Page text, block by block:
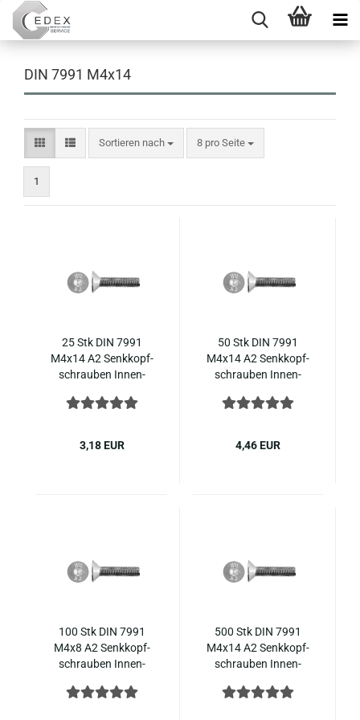
DIN 7991 M4x14
Sortieren nach
Sortieren nach 8 pro Seite
pro Seite
1
25 Stk DIN 7991
M4x14 A2 Senk­kopf­
schrau­ben In­nen­
Edel­stahl
3,18 EUR
50 Stk DIN 7991
M4x14 A2 Senk­kopf­
schrau­ben In­nen­
Edel­stahl
4,46 EUR
100 Stk DIN 7991
M4x8 A2 Senk­kopf­
schrau­ben In­nen­
Edel­stahl
500 Stk DIN 7991
M4x14 A2 Senk­kopf­
schrau­ben In­nen­
Edel­stahl